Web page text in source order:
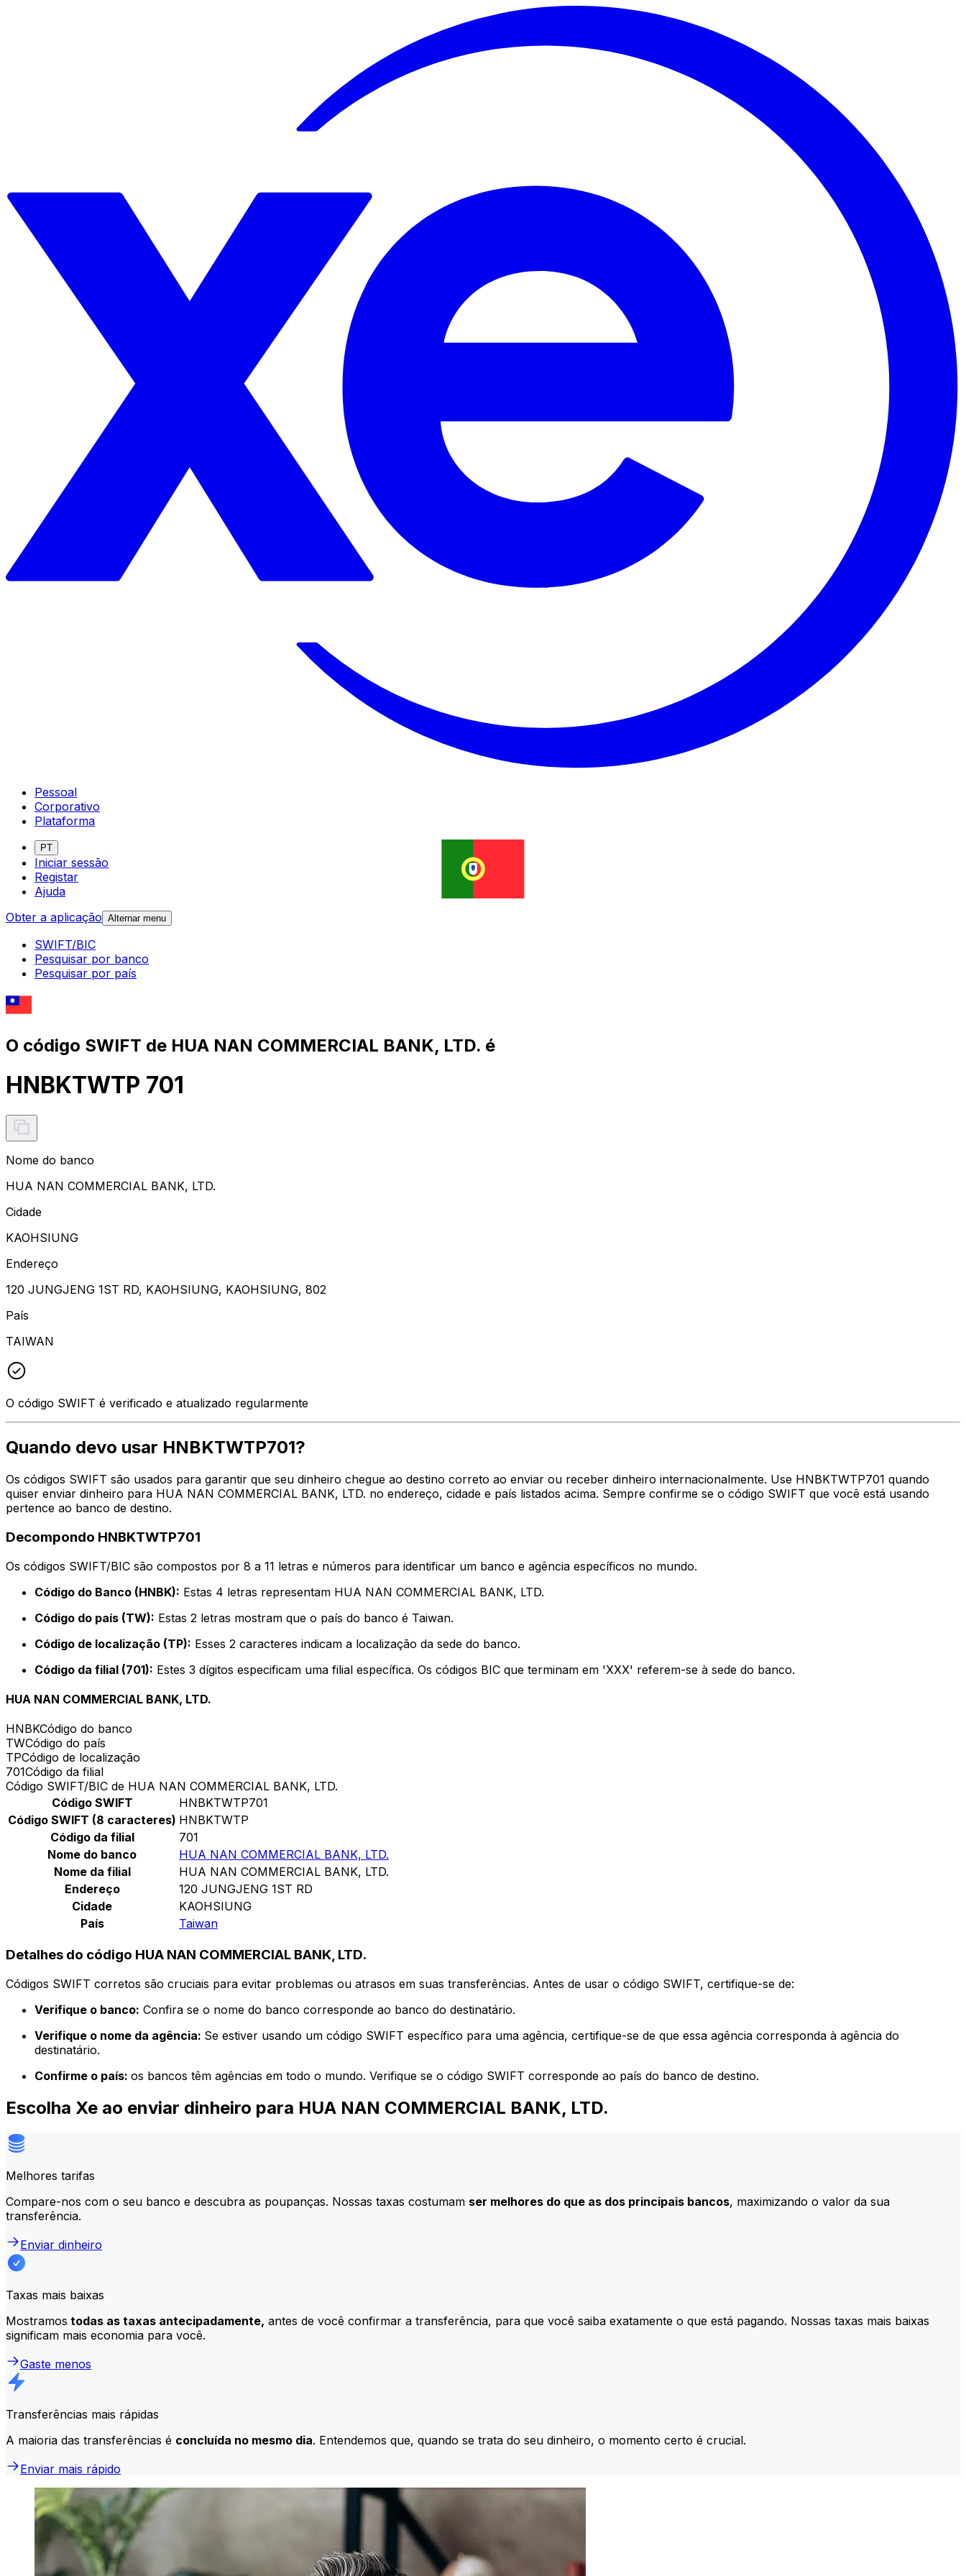
Pessoal
Corporativo
Plataforma
PT
Iniciar sessão
Registar
Ajuda
Obter a aplicação Alternar menu
SWIFT/BIC
Pesquisar por banco
Pesquisar por país
O código SWIFT de HUA NAN COMMERCIAL BANK, LTD. é
HNBKTWTP 701
Nome do banco
HUA NAN COMMERCIAL BANK, LTD.
Cidade
KAOHSIUNG
Endereço
120 JUNGJENG 1ST RD, KAOHSIUNG, KAOHSIUNG, 802
País
TAIWAN
O código SWIFT é verificado e atualizado regularmente
Quando devo usar HNBKTWTP701?
Os códigos SWIFT são usados para garantir que seu dinheiro chegue ao destino correto ao enviar ou receber dinheiro internacionalmente. Use HNBKTWTP701 quando
quiser enviar dinheiro para HUA NAN COMMERCIAL BANK, LTD. no endereço, cidade e país listados acima. Sempre confirme se o código SWIFT que você está usando
pertence ao banco de destino.
Decompondo HNBKTWTP701
Os códigos SWIFT/BIC são compostos por 8 a 11 letras e números para identificar um banco e agência específicos no mundo.
Código do Banco (HNBK): Estas 4 letras representam HUA NAN COMMERCIAL BANK, LTD.
Código do país (TW): Estas 2 letras mostram que o país do banco é Taiwan.
Código de localização (TP): Esses 2 caracteres indicam a localização da sede do banco.
Código da filial (701): Estes 3 dígitos especificam uma filial específica. Os códigos BIC que terminam em 'XXX' referem-se à sede do banco.
HUA NAN COMMERCIAL BANK, LTD.
HNBKCódigo do banco
TWCódigo do país
TPCódigo de localização
701Código da filial
Código SWIFT/BIC de HUA NAN COMMERCIAL BANK, LTD.
Código SWIFT
HNBKTWTP701
Código SWIFT (8 caracteres) HNBKTWTP
Código da filial
701
Nome do banco
HUA NAN COMMERCIAL BANK, LTD.
Nome da filial
HUA NAN COMMERCIAL BANK, LTD.
Endereço
120 JUNGJENG 1ST RD
Cidade
KAOHSIUNG
País
Taiwan
Detalhes do código HUA NAN COMMERCIAL BANK, LTD.
Códigos SWIFT corretos são cruciais para evitar problemas ou atrasos em suas transferências. Antes de usar o código SWIFT, certifique-se de:
Verifique o banco: Confira se o nome do banco corresponde ao banco do destinatário.
Verifique o nome da agência: Se estiver usando um código SWIFT específico para uma agência, certifique-se de que essa agência corresponda à agência do
destinatário.
Confirme o país: os bancos têm agências em todo o mundo. Verifique se o código SWIFT corresponde ao país do banco de destino.
Escolha Xe ao enviar dinheiro para HUA NAN COMMERCIAL BANK, LTD.
Melhores tarifas
Compare-nos com o seu banco e descubra as poupanças. Nossas taxas costumam ser melhores do que as dos principais bancos, maximizando o valor da sua
transferência.
Enviar dinheiro
Taxas mais baixas
Mostramos todas as taxas antecipadamente, antes de você confirmar a transferência, para que você saiba exatamente o que está pagando. Nossas taxas mais baixas
significam mais economia para você.
Gaste menos
Transferências mais rápidas
A maioria das transferências é concluída no mesmo dia. Entendemos que, quando se trata do seu dinheiro, o momento certo é crucial.
Enviar mais rápido